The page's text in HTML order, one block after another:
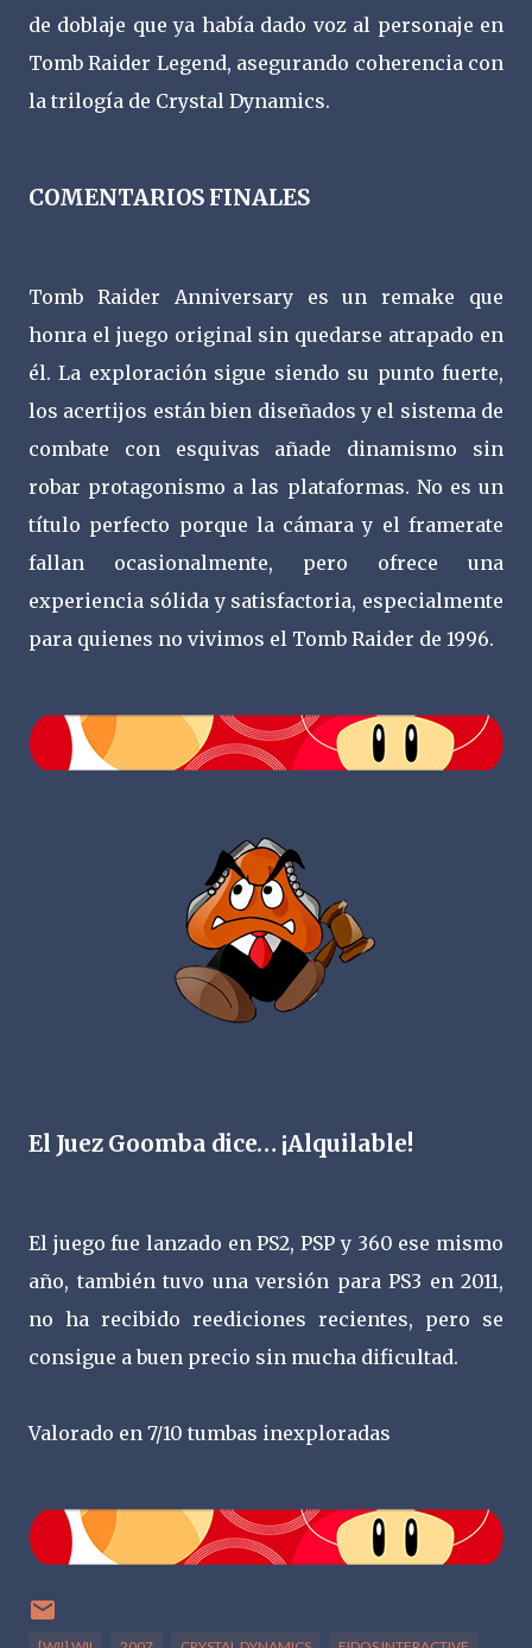
de doblaje que ya había dado voz al personaje en
Tomb Raider Legend, asegurando coherencia con
la trilogía de Crystal Dynamics.
COMENTARIOS FINALES
Tomb Raider Anniversary es un remake que
honra el juego original sin quedarse atrapado en
él. La exploración sigue siendo su punto fuerte,
los acertijos están bien diseñados y el sistema de
combate con esquivas añade dinamismo sin
robar protagonismo a las plataformas. No es un
título perfecto porque la cámara y el framerate
fallan ocasionalmente, pero ofrece una
experiencia sólida y satisfactoria, especialmente
para quienes no vivimos el Tomb Raider de 1996.
El Juez Goomba dice… ¡Alquilable!
El juego fue lanzado en PS2, PSP y 360 ese mismo
año, también tuvo una versión para PS3 en 2011,
no ha recibido reediciones recientes, pero se
consigue a buen precio sin mucha dificultad.
Valorado en 7/10 tumbas inexploradas